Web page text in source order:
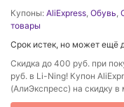
Купоны: AliExpress, Обувь,
товары
Срок истек, но может ещё
Скидка до 400 руб. при
руб. в Li-Ning! Купон
(АлиЭкспресс) на скидку в